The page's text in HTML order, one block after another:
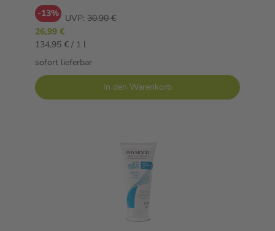
-13% UVP: 30,90 €
26,99 €
134,95 € / 1 l
sofort lieferbar
In den Warenkorb